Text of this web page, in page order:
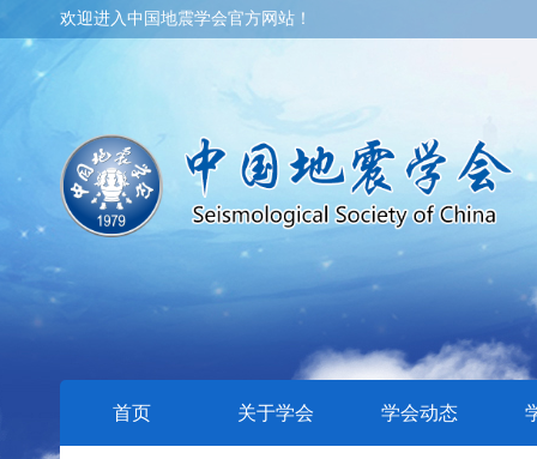
欢迎进入中国地震学会官方网站！
首页 关于学会 学会动态